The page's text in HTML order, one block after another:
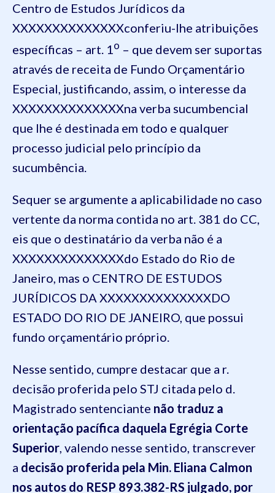
Centro de Estudos Jurídicos da
XXXXXXXXXXXXXXconferiu-lhe atribuições
específicas – art. 1o – que devem ser suportas
através de receita de Fundo Orçamentário
Especial, justificando, assim, o interesse da
XXXXXXXXXXXXXXna verba sucumbencial
que lhe é destinada em todo e qualquer
processo judicial pelo princípio da
sucumbência.
Sequer se argumente a aplicabilidade no caso
vertente da norma contida no art. 381 do CC,
eis que o destinatário da verba não é a
XXXXXXXXXXXXXXdo Estado do Rio de
Janeiro, mas o CENTRO DE ESTUDOS
JURÍDICOS DA XXXXXXXXXXXXXXDO
ESTADO DO RIO DE JANEIRO, que possui
fundo orçamentário próprio.
Nesse sentido, cumpre destacar que a r.
decisão proferida pelo STJ citada pelo d.
Magistrado sentenciante não traduz a
orientação pacífica daquela Egrégia Corte
Superior, valendo nesse sentido, transcrever
a decisão proferida pela Min. Eliana Calmon
nos autos do RESP 893.382-RS julgado, por